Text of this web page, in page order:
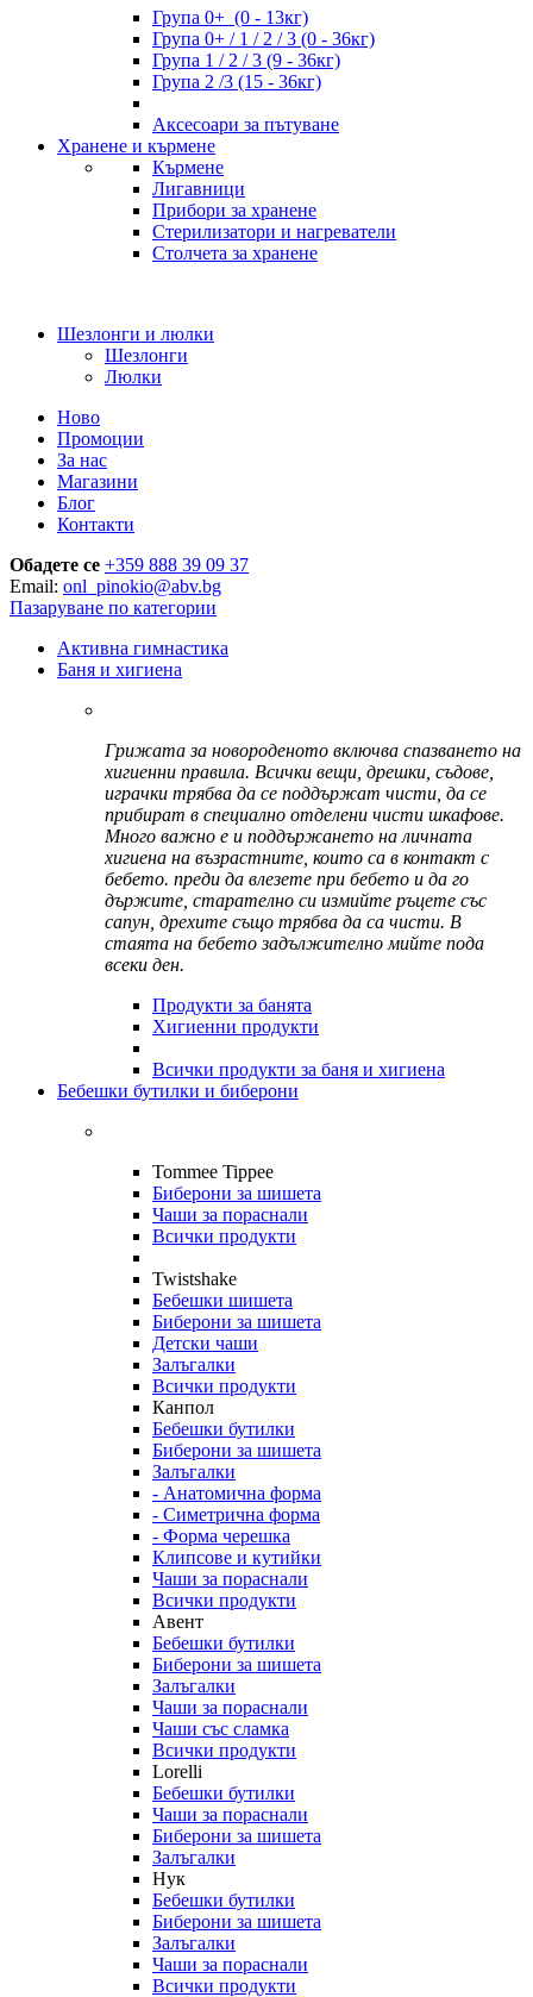
Група 0+ (0 - 13кг)
Група 0+ / 1 / 2 / 3 (0 - 36кг)
Група 1 / 2 / 3 (9 - 36кг)
Група 2 /3 (15 - 36кг)
Аксесоари за пътуване
Хранене и кърмене
Кърмене
Лигавници
Прибори за хранене
Стерилизатори и нагреватели
Столчета за хранене
Шезлонги и люлки
Шезлонги
Люлки
Ново
Промоции
За нас
Магазини
Блог
Контакти
Обадете се +359 888 39 09 37
Email: onl_pinokio@abv.bg
Пазаруване по категории
Активна гимнастика
Баня и хигиена
Грижата за новороденото включва спазването на
хигиенни правила. Всички вещи, дрешки, съдове,
играчки трябва да се поддържат чисти, да се
прибират в специално отделени чисти шкафове.
Много важно е и поддържането на личната
хигиена на възрастните, които са в контакт с
бебето. преди да влезете при бебето и да го
държите, старателно си измийте ръцете със
сапун, дрехите също трябва да са чисти. В
стаята на бебето задължително мийте пода
всеки ден.
Продукти за банята
Хигиенни продукти
Всички продукти за баня и хигиена
Бебешки бутилки и биберони
Tommee Tippee
Биберони за шишета
Чаши за пораснали
Всички продукти
Twistshake
Бебешки шишета
Биберони за шишета
Детски чаши
Залъгалки
Всички продукти
Канпол
Бебешки бутилки
Биберони за шишета
Залъгалки
- Анатомична форма
- Симетрична форма
- Форма черешка
Клипсове и кутийки
Чаши за пораснали
Всички продукти
Авент
Бебешки бутилки
Биберони за шишета
Залъгалки
Чаши за пораснали
Чаши със сламка
Всички продукти
Lorelli
Бебешки бутилки
Чаши за пораснали
Биберони за шишета
Залъгалки
Нук
Бебешки бутилки
Биберони за шишета
Залъгалки
Чаши за пораснали
Всички продукти